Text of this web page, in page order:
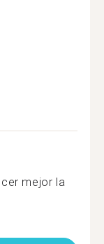
mejor la